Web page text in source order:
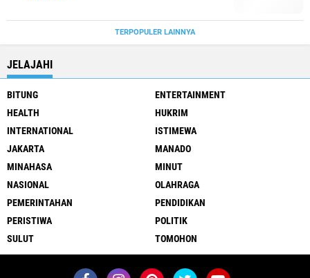
TERPOPULER LAINNYA
JELAJAHI
BITUNG
ENTERTAINMENT
HEALTH
HUKRIM
INTERNATIONAL
ISTIMEWA
JAKARTA
MANADO
MINAHASA
MINUT
NASIONAL
OLAHRAGA
PEMERINTAHAN
PENDIDIKAN
PERISTIWA
POLITIK
SULUT
TOMOHON